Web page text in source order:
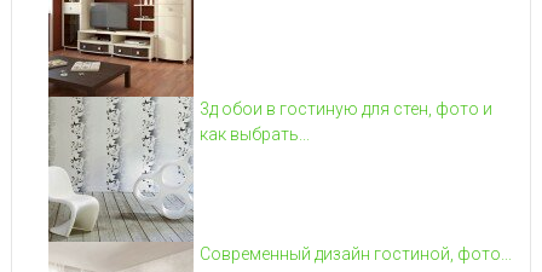
3д обои в гостиную для стен, фото и
как выбрать...
Современный дизайн гостиной, фото...